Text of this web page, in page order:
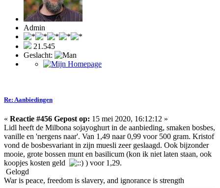
Admin
21.545
Geslacht:
Re: Aanbiedingen
« Reactie #456 Gepost op: 15 mei 2020, 16:12:12 »
Lidl heeft de Milbona sojayoghurt in de aanbieding, smaken bosbes,
vanille en 'nergens naar'. Van 1,49 naar 0,99 voor 500 gram. Kristof
vond de bosbesvariant in zijn muesli zeer geslaagd. Ook bijzonder
mooie, grote bossen munt en basilicum (kon ik niet laten staan, ook
koopjes kosten geld
) voor 1,29.
Gelogd
War is peace, freedom is slavery, and ignorance is strength